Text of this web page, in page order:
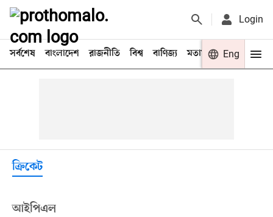
Login
সর্বশেষ বাংলাদেশ রাজনীতি বিশ্ব বাণিজ্য মতামত খেলা
Eng
ক্রিকেট
আইপিএল